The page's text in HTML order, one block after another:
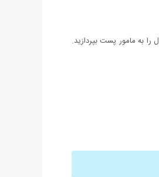
به مامور پست بپردازید.